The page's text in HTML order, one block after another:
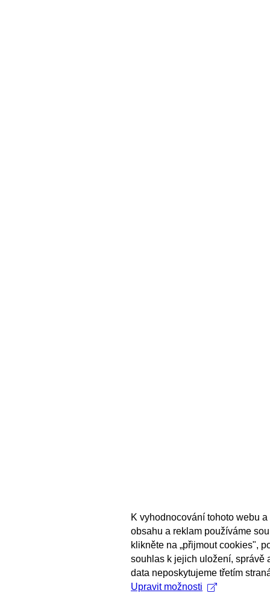
K vyhodnocování tohoto webu
obsahu a reklam používáme
klikněte na „přijmout cookies",
souhlas k jejich uložení, správě
data neposkytujeme třetím
Upravit možnosti